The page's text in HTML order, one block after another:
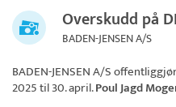
Overskudd på
BADEN-JENSEN A/S
BADEN-JENSEN A/S
2025 til 30. april.Poul Jagd